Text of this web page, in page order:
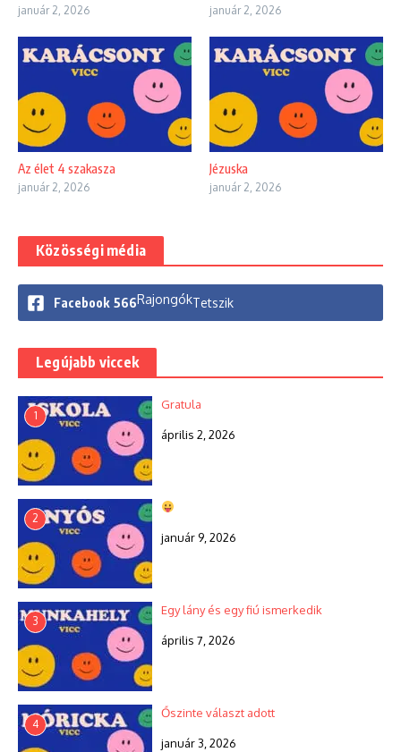
január 2, 2026 január 2, 2026
Az élet 4 szakasza
január 2, 2026
Jézuska
január 2, 2026
Közösségi média
Facebook 566RajongókTetszik
Legújabb viccek
1
Gratula
április 2, 2026
2
január 9, 2026
3
Egy lány és egy fiú ismerkedik
április 7, 2026
4
Őszinte választ adott
január 3, 2026